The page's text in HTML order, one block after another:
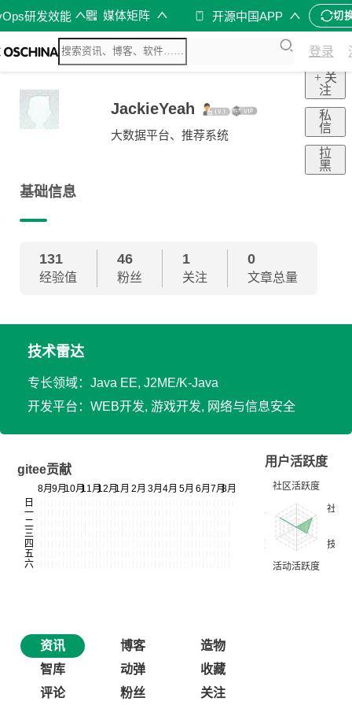
研发效能 媒体矩阵 开源中国APP 切
登录
JackieYeah
大数据平台、推荐系统
+ 关
注
私
信
拉
黑
基础信息
131
经验值
46
粉丝
1
关注
0
文章总量
技术雷达
专长领域：Java EE, J2ME/K-Java
开发平台：WEB开发, 游戏开发, 网络与信息安全
gitee贡献
用户活跃度
资讯 博客
造物
智库
动弹
收藏
评论
粉丝 关注